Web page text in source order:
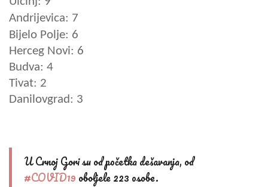
Andrijevica: 7
Bijelo Polje: 6
Herceg Novi: 6
Budva: 4
Tivat: 2
Danilovgrad: 3
U Crnoj Gori su od početka dešavanja, od
#COVID19 oboljele 223 osobe.